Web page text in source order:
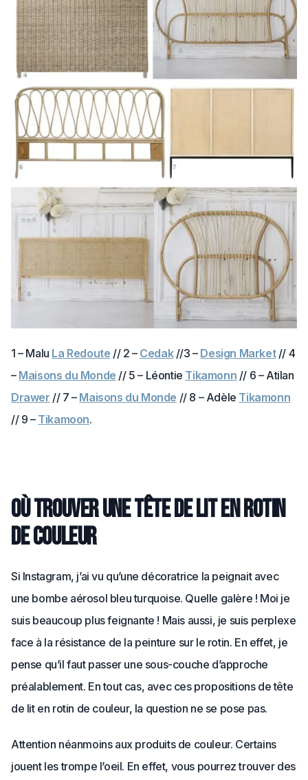
1 – Malu La Redoute // 2 – Cedak//3 – Design Market// 4
– Maisons du Monde // 5 – Léontie Tikamonn // 6 – Atilan
Drawer // 7 – Maisons du Monde // 8 – Adèle Tikamonn
// 9 – Tikamoon.
Où trouver une tête de lit en rotin
de couleur
Si Instagram, j’ai vu qu’une décoratrice la peignait avec
une bombe aérosol bleu turquoise. Quelle galère ! Moi je
suis beaucoup plus feignante ! Mais aussi, je suis perplexe
face à la résistance de la peinture sur le rotin. En effet, je
pense qu’il faut passer une sous-couche d’approche
préalablement. En tout cas, avec ces propositions de tête
de lit en rotin de couleur, la question ne se pose pas.
Attention néanmoins aux produits de couleur. Certains
jouent les trompe l’oeil. En effet, vous pourrez trouver des